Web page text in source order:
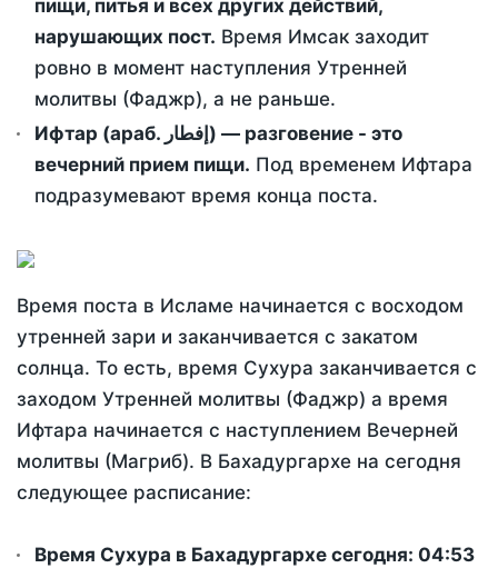
пищи, питья и всех других действий,
нарушающих пост. Время Имсак заходит
ровно в момент наступления Утренней
молитвы (Фаджр), а не раньше.
Ифтар (араб. إفطار) — разговение - это
вечерний прием пищи. Под временем Ифтара
подразумевают время конца поста.
Время поста в Исламе начинается с восходом
утренней зари и заканчивается с закатом
солнца. То есть, время Сухура заканчивается с
заходом Утренней молитвы (Фаджр) а время
Ифтара начинается с наступлением Вечерней
молитвы (Магриб). В Бахадургархе на сегодня
следующее расписание:
Время Сухура в Бахадургархе сегодня: 04:53